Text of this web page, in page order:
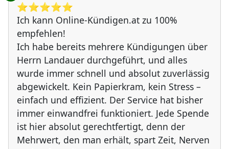
⭐️⭐️⭐️⭐️⭐️
Ich kann Online-Kündigen.at zu 100%
empfehlen!
Ich habe bereits mehrere Kündigungen über
Herrn Landauer durchgeführt, und alles
wurde immer schnell und absolut zuverlässig
abgewickelt. Kein Papierkram, kein Stress –
einfach und effizient. Der Service hat bisher
immer einwandfrei funktioniert. Jede Spende
ist hier absolut gerechtfertigt, denn der
Mehrwert, den man erhält, spart Zeit, Nerven